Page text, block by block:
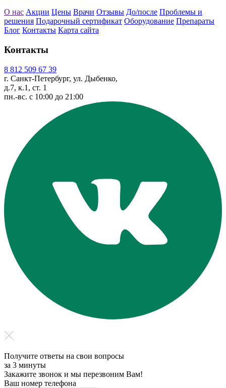
О нас Акции Цены Врачи Отзывы До/после Проблемы и
решения Подарочный сертификат Оборудование Препараты
Блог Контакты Карта сайта
Контакты
8 812 509 67 39
г. Санкт-Петербург, ул. Дыбенко,
д.7, к.1, ст. 1
пн.-вс. с 10:00 до 21:00
Получите ответы на свои вопросы
за 3 минуты
Закажите звонок и мы перезвоним Вам!
Ваш номер телефона